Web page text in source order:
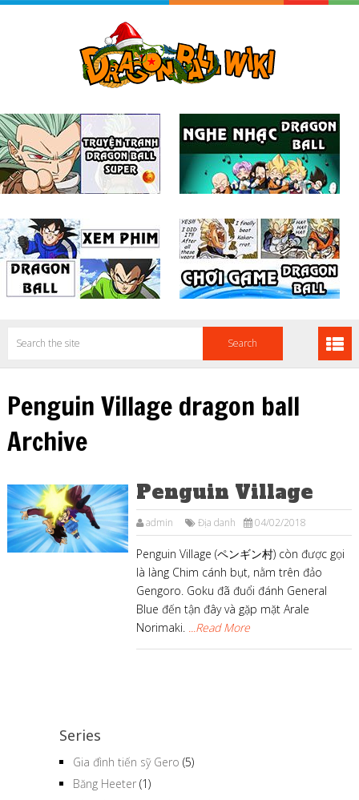
Penguin Village dragon ball
Archive
Penguin Village
admin Địa danh 04/02/2018
Penguin Village (ペンギン村) còn được gọi
là làng Chim cánh bụt, nằm trên đảo
Gengoro. Goku đã đuổi đánh General
Blue đến tận đây và gặp mặt Arale
Norimaki. ...Read More
Series
Gia đình tiến sỹ Gero (5)
Băng Heeter (1)